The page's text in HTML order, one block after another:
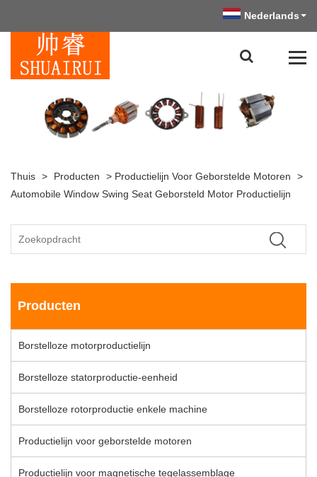
Nederlands
Thuis > Producten > Productielijn Voor Geborstelde Motoren
>
Automobile Window Swing Seat Geborsteld Motor Productielijn
Producten
Borstelloze motorproductielijn
Borstelloze statorproductie-eenheid
Borstelloze rotorproductie enkele machine
Productielijn voor geborstelde motoren
Productielijn voor magnetische tegelassemblage